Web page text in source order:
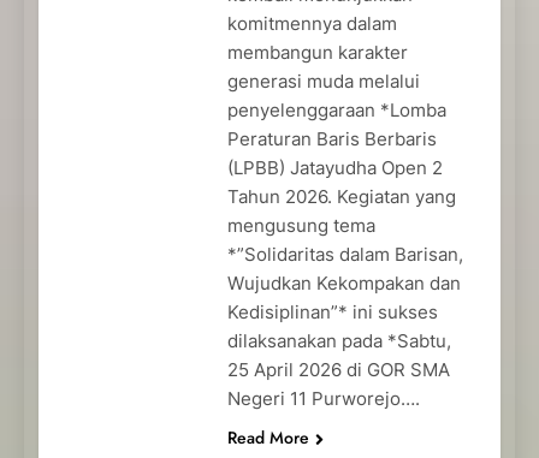
komitmennya dalam
membangun karakter
generasi muda melalui
penyelenggaraan *Lomba
Peraturan Baris Berbaris
(LPBB) Jatayudha Open 2
Tahun 2026. Kegiatan yang
mengusung tema
*”Solidaritas dalam Barisan,
Wujudkan Kekompakan dan
Kedisiplinan”* ini sukses
dilaksanakan pada *Sabtu,
25 April 2026 di GOR SMA
Negeri 11 Purworejo….
Read More